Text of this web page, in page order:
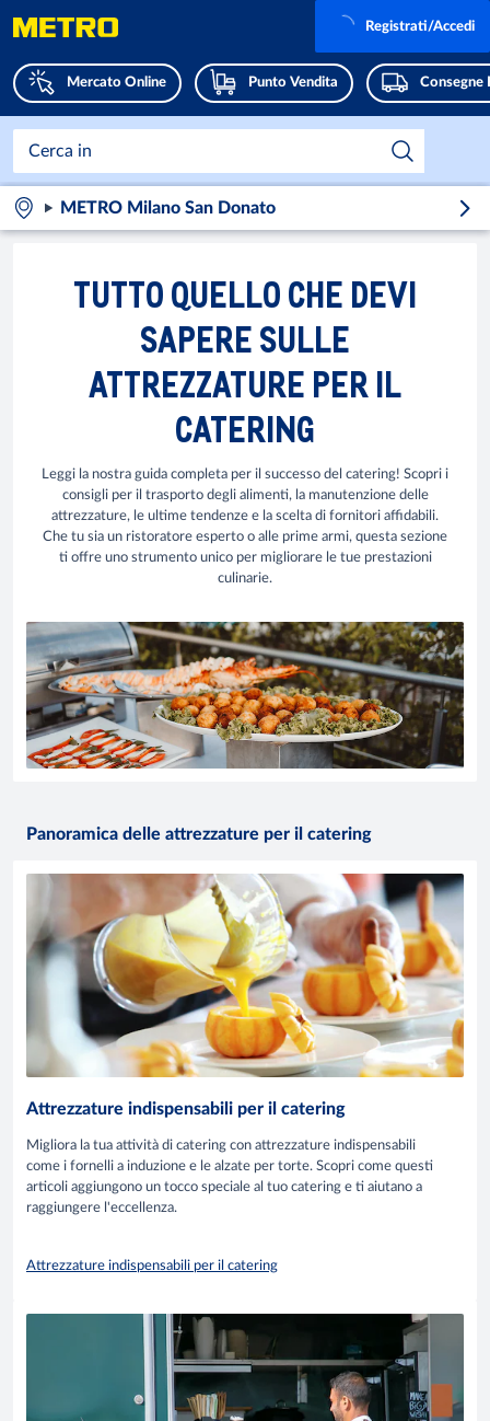
Mercato Online Punto Vendita Consegne
Registrati/Accedi
METRO Milano San Donato
TUTTO QUELLO CHE DEVI
SAPERE SULLE
ATTREZZATURE PER IL
CATERING
Leggi la nostra guida completa per il successo del catering! Scopri i
consigli per il trasporto degli alimenti, la manutenzione delle
attrezzature, le ultime tendenze e la scelta di fornitori affidabili.
Che tu sia un ristoratore esperto o alle prime armi, questa sezione
ti offre uno strumento unico per migliorare le tue prestazioni
culinarie.
Panoramica delle attrezzature per il catering
Attrezzature indispensabili per il catering
Migliora la tua attività di catering con attrezzature indispensabili
come i fornelli a induzione e le alzate per torte. Scopri come questi
articoli aggiungono un tocco speciale al tuo catering e ti aiutano a
raggiungere l'eccellenza.
Attrezzature indispensabili per il catering